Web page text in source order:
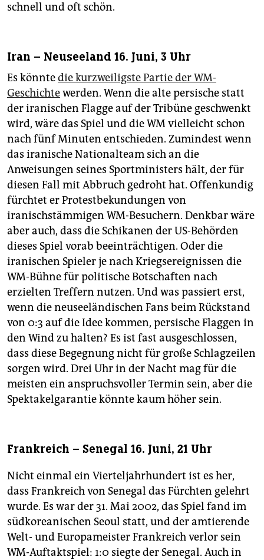
schnell und oft schön.
Iran – Neuseeland 16. Juni, 3 Uhr
Es könntedie kurzweiligste Partie der WM-
Geschichtewerden. Wenn die alte persische statt
der iranischen Flagge auf der Tribüne geschwenkt
wird, wäre das Spiel und die WM vielleicht schon
nach fünf Minuten entschieden. Zumindest wenn
das iranische Nationalteam sich an die
Anweisungen seines Sportministers hält, der für
diesen Fall mit Abbruch gedroht hat. Offenkundig
fürchtet er Protestbekundungen von
iranischstämmigen WM-Besuchern. Denkbar wäre
aber auch, dass die Schikanen der US-Behörden
dieses Spiel vorab beeinträchtigen. Oder die
iranischen Spieler je nach Kriegsereignissen die
WM-Bühne für politische Botschaften nach
erzielten Treffern nutzen. Und was passiert erst,
wenn die neuseeländischen Fans beim Rückstand
von 0:3 auf die Idee kommen, persische Flaggen in
den Wind zu halten? Es ist fast ausgeschlossen,
dass diese Begegnung nicht für große Schlagzeilen
sorgen wird. Drei Uhr in der Nacht mag für die
meisten ein anspruchsvoller Termin sein, aber die
Spektakelgarantie könnte kaum höher sein.
Frankreich – Senegal 16. Juni, 21 Uhr
Nicht einmal ein Vierteljahrhundert ist es her,
dass Frankreich von Senegal das Fürchten gelehrt
wurde. Es war der 31. Mai 2002, das Spiel fand im
südkoreanischen Seoul statt, und der amtierende
Welt- und Europameister Frankreich verlor sein
WM-Auftaktspiel: 1:0 siegte der Senegal. Auch in